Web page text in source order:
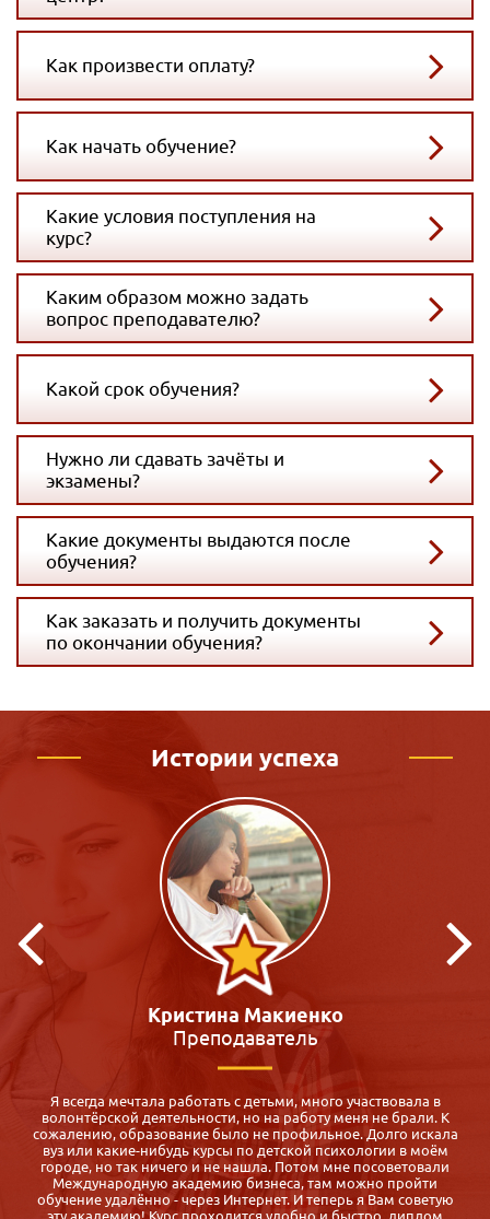
Как произвести оплату?
Как начать обучение?
Какие условия поступления на
курс?
Каким образом можно задать
вопрос преподавателю?
Какой срок обучения?
Нужно ли сдавать зачёты и
экзамены?
Какие документы выдаются после
обучения?
Как заказать и получить документы
по окончании обучения?
Истории успеха
Кристина Макиенко
Преподаватель
Я всегда мечтала работать с детьми, много участвовала в
волонтёрской деятельности, но на работу меня не брали. К
сожалению, образование было не профильное. Долго искала
вуз или какие-нибудь курсы по детской психологии в моём
городе, но так ничего и не нашла. Потом мне посоветовали
Международную академию бизнеса, там можно пройти
обучение удалённо - через Интернет. И теперь я Вам советую